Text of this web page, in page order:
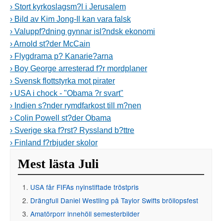
› Stort kyrkoslagsm?l i Jerusalem
› Bild av Kim Jong-Il kan vara falsk
› Valuppf?dning gynnar isl?ndsk ekonomi
› Arnold st?der McCain
› Flygdrama p? Kanarie?arna
› Boy George arresterad f?r mordplaner
› Svensk flottstyrka mot pirater
› USA i chock - "Obama ?r svart"
› Indien s?nder rymdfarkost till m?nen
› Colin Powell st?der Obama
› Sverige ska f?rst? Ryssland b?ttre
› Finland f?rbjuder skolor
Mest lästa Juli
USA får FIFAs nyinstiftade tröstpris
Drängfull Daniel Westling på Taylor Swifts bröllopsfest
Amatörporr innehöll semesterbilder